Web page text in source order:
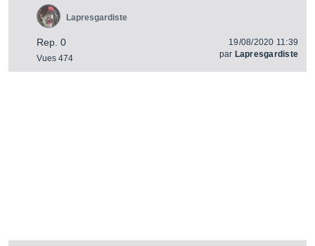
Rep. 0
Vues 474
Lapresgardiste
19/08/2020 11:39
par Lapresgardiste